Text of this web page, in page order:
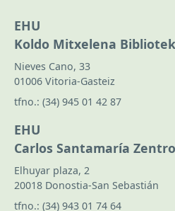
EHU
Koldo Mitxelena
Nieves Cano, 33
01006 Vitoria-Gasteiz
tfno.: (34) 945 01 42 87
EHU
Carlos Santamaría
Elhuyar plaza, 2
20018 Donostia-San Sebastián
tfno.: (34) 943 01 74 64